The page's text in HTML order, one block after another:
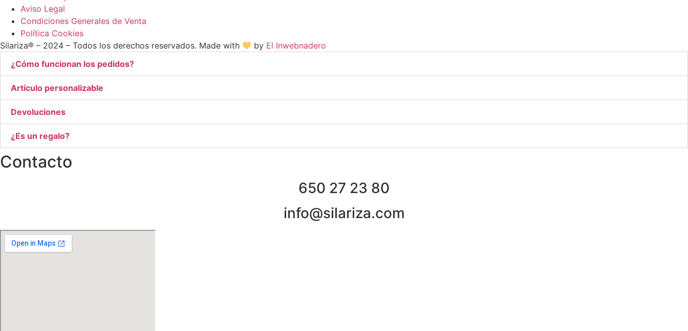
Aviso Legal
Condiciones Generales de Venta
Política Cookies
Silariza® – 2024 – Todos los derechos reservados. Made with
by El Inwebnadero
¿Cómo funcionan los pedidos?
Artículo personalizable
Devoluciones
¿Es un regalo?
Contacto
650 27 23 80
info@silariza.com